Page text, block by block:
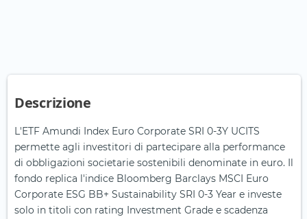
Descrizione
L'ETF Amundi Index Euro Corporate SRI 0-3Y UCITS
permette agli investitori di partecipare alla performance
di obbligazioni societarie sostenibili denominate in euro. Il
fondo replica l'indice Bloomberg Barclays MSCI Euro
Corporate ESG BB+ Sustainability SRI 0-3 Year e investe
solo in titoli con rating Investment Grade e scadenza